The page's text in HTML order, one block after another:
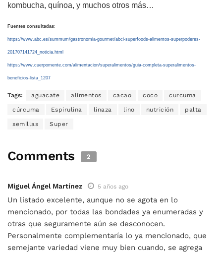
kombucha, quínoa, y muchos otros más…
Fuentes consultadas:
https://www.abc.es/summum/gastronomia-gourmet/abci-superfoods-alimentos-superpoderes-
201707141724_noticia.html
https://www.cuerpomente.com/alimentacion/superalimentos/guia-completa-superalimentos-
beneficios-lista_1207
Tags: aguacate alimentos cacao coco curcuma
cúrcuma Espirulina linaza lino nutrición palta
semillas Super
Comments 2
Miguel Ángel Martínez 5 años ago
Un listado excelente, aunque no se agota en lo
mencionado, por todas las bondades ya enumeradas y
otras que seguramente aún se desconocen.
Personalmente complementaría lo ya mencionado, que
semejante variedad viene muy bien cuando, se agrega